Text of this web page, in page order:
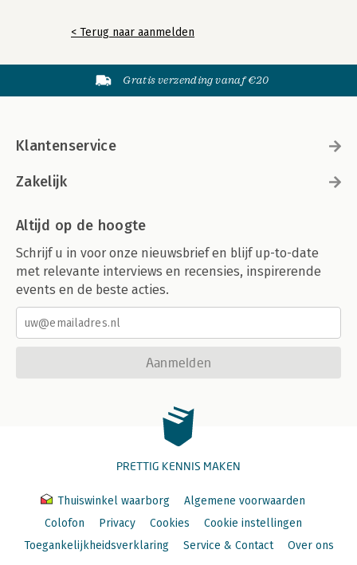
< Terug naar aanmelden
Gratis verzending vanaf €20
Klantenservice
Zakelijk
Altijd op de hoogte
Schrijf u in voor onze nieuwsbrief en blijf up-to-date
met relevante interviews en recensies, inspirerende
events en de beste acties.
Aanmelden
PRETTIG KENNIS MAKEN
Thuiswinkel waarborg
Algemene voorwaarden
Colofon
Privacy Cookies
Cookie instellingen
Toegankelijkheidsverklaring
Service & Contact Over ons